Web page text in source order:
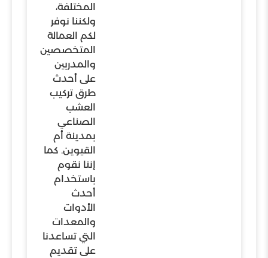
المختلفة،
ولكننا نوفر
لكم العمالة
المتخصصين
والمدربين
على أحدث
طرق تركيب
العشب
الصناعي
بمدينة أم
القيوين. كما
إننا نقوم
باستخدام
أحدث
الأدوات
والمعدات
التي تساعدنا
على تقديم